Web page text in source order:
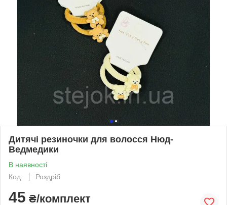
Дитячі резиночки для волосся Нюд-
Ведмедики
В наявності
Код:
Роздріб
45 ₴/комплект